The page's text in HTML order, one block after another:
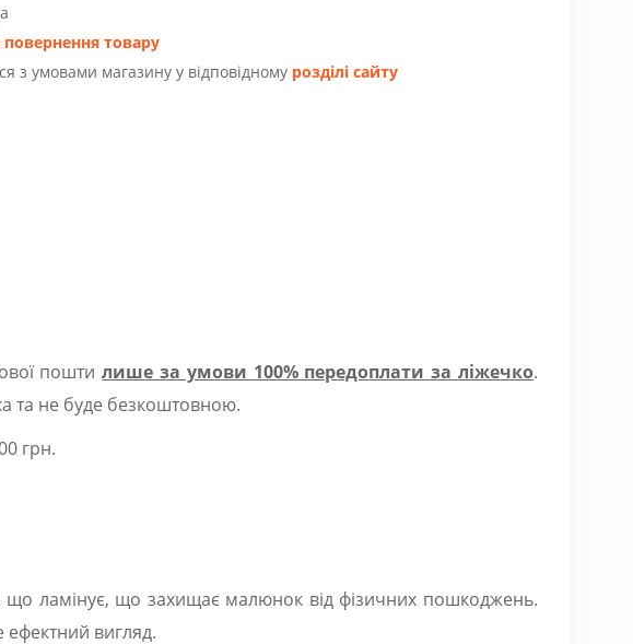
повернення товару
з умовами магазину у відповідному розділі сайту
поштилише за умови 100% передоплати за ліжечко.
та не буде безкоштовною.
грн.
що ламінує, що захищає малюнок від фізичних пошкоджень.
вигляд.